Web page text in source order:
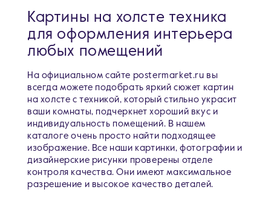
Картины на холсте техника
для оформления интерьера
любых помещений
На официальном сайте postermarket.ru вы
всегда можете подобрать яркий сюжет картин
на холсте с техникой, который стильно украсит
ваши комнаты, подчеркнет хороший вкус и
индивидуальность помещений. В нашем
каталоге очень просто найти подходящее
изображение. Все наши картинки, фотографии и
дизайнерские рисунки проверены отделе
контроля качества. Они имеют максимальное
разрешение и высокое качество деталей.